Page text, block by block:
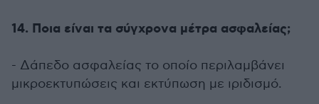
14. Ποια είναι τα σύγχρονα μέτρα ασφαλείας;
- Δάπεδο ασφαλείας το οποίο περιλαμβάνει
μικροεκτυπώσεις και εκτύπωση με ιριδισμό.